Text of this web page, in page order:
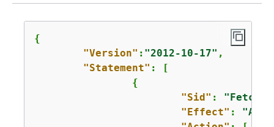
{
"Version" : "2012-10-17" ,
"Statement" : [
{
"Sid" :
"Effect" :